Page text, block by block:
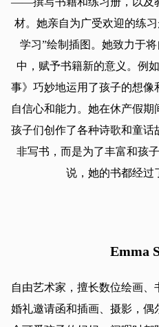
材。她亲自为广受欢迎的练
学习”绘制插图。她致力于
中，赋予书籍新的意义。例
事》巧妙地运用了孩子的想
自信心和能力。她在休产假
孩子们创作了各种诗歌和童
非写书，而是为了丰富和孩
说，她的书都经过
Emma
自由艺术家，擅长数位绘画
婚礼邀请函和插画、摄影，